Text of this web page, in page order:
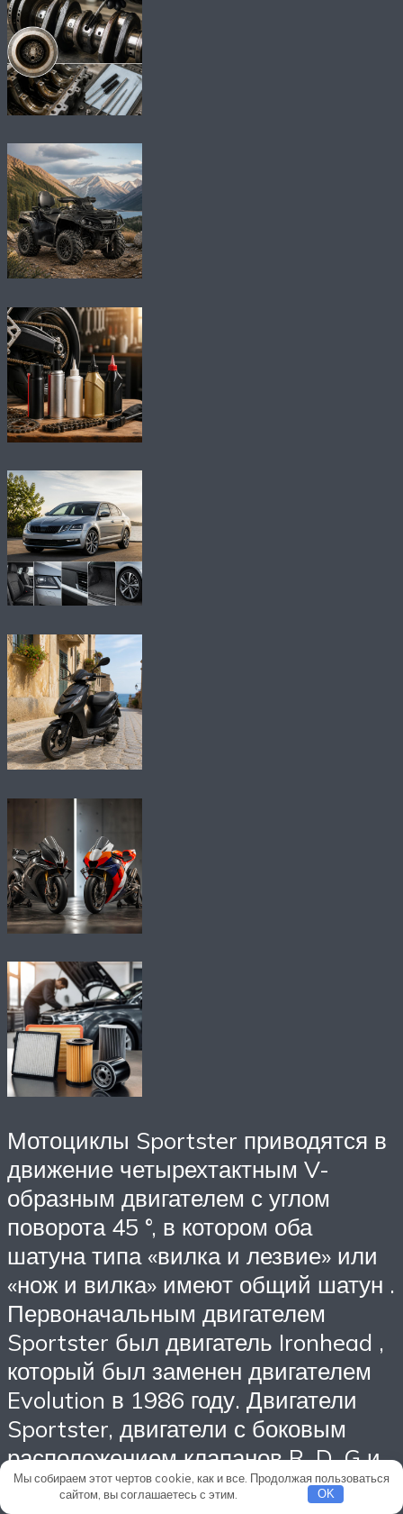
Мотоциклы Sportster приводятся в
движение четырехтактным V-
образным двигателем с углом
поворота 45 °, в котором оба
шатуна типа «вилка и лезвие» или
«нож и вилка» имеют общий шатун .
Первоначальным двигателем
Sportster был двигатель Ironhead ,
который был заменен двигателем
Evolution в 1986 году. Двигатели
Sportster, двигатели с боковым
расположением клапанов R, D, G и
W моделей 1929 объемом 45 куб.
Мы собираем этот чертов cookie, как и все. Продолжая пользоваться
сайтом, вы соглашаетесь с этим.
OK